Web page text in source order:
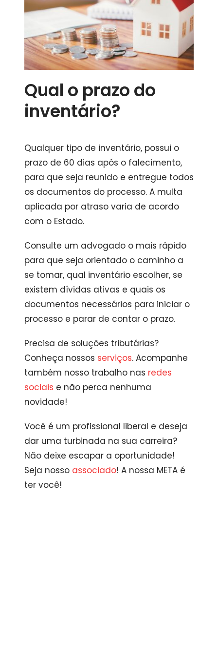
Qual o prazo do
inventário?
Qualquer tipo de inventário, possui o
prazo de 60 dias após o falecimento,
para que seja reunido e entregue todos
os documentos do processo. A multa
aplicada por atraso varia de acordo
com o Estado.
Consulte um advogado o mais rápido
para que seja orientado o caminho a
se tomar, qual inventário escolher, se
existem dívidas ativas e quais os
documentos necessários para iniciar o
processo e parar de contar o prazo.
Precisa de soluções tributárias?
Conheça nossos serviços. Acompanhe
também nosso trabalho nas redes
sociais e não perca nenhuma
novidade!
Você é um profissional liberal e deseja
dar uma turbinada na sua carreira?
Não deixe escapar a oportunidade!
Seja nosso associado! A nossa META é
ter você!